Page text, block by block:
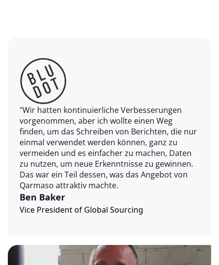
"Wir hatten kontinuierliche Verbesserungen
vorgenommen, aber ich wollte einen Weg
finden, um das Schreiben von Berichten, die nur
einmal verwendet werden können, ganz zu
vermeiden und es einfacher zu machen, Daten
zu nutzen, um neue Erkenntnisse zu gewinnen.
Das war ein Teil dessen, was das Angebot von
Qarmaso attraktiv machte.
Ben Baker
Vice President of Global Sourcing